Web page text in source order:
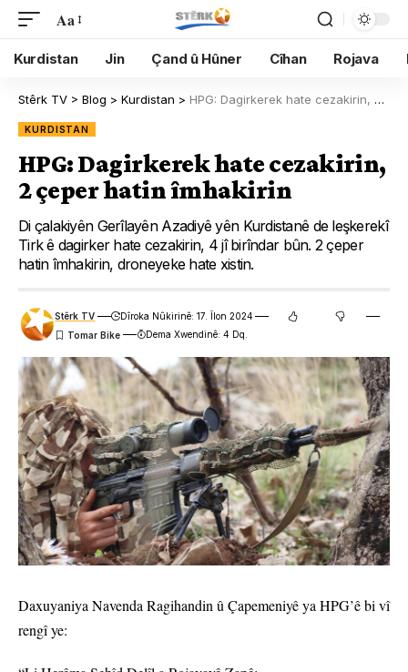
Aa
Kurdistan Jin Çand û Hûner Cîhan Rojava
Stêrk TV > Blog > Kurdistan > HPG: Dagirkerek hate cezakirin, 2 çeper hatin îmhakirin
KURDISTAN
HPG: Dagirkerek hate cezakirin,
2 çeper hatin îmhakirin
Di çalakiyên Gerîlayên Azadiyê yên Kurdistanê de leşkerekî
Tirk ê dagirker hate cezakirin, 4 jî birîndar bûn. 2 çeper
hatin îmhakirin, droneyeke hate xistin.
Stêrk TV
Dîroka Nûkirinê: 17. Îlon 2024
Dema Xwendinê: 4 Dq.
Daxuyaniya Navenda Ragihandin û Çapemeniyê ya HPG’ê bi vî
rengî ye: